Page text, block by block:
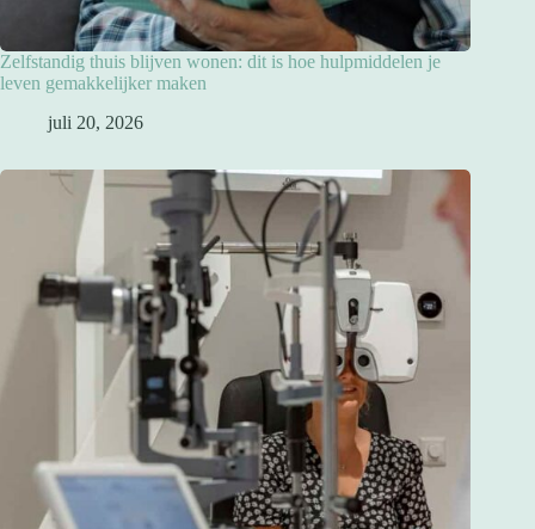
Zelfstandig thuis blijven wonen: dit is hoe hulpmiddelen je
leven gemakkelijker maken
juli 20, 2026